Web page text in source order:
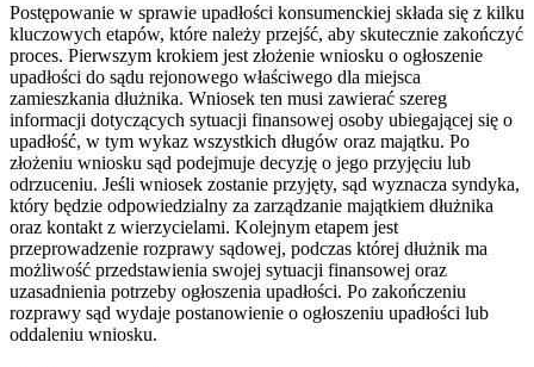
Postępowanie w sprawie upadłości konsumenckiej składa się z kilku
kluczowych etapów, które należy przejść, aby skutecznie zakończyć
proces. Pierwszym krokiem jest złożenie wniosku o ogłoszenie
upadłości do sądu rejonowego właściwego dla miejsca
zamieszkania dłużnika. Wniosek ten musi zawierać szereg
informacji dotyczących sytuacji finansowej osoby ubiegającej się o
upadłość, w tym wykaz wszystkich długów oraz majątku. Po
złożeniu wniosku sąd podejmuje decyzję o jego przyjęciu lub
odrzuceniu. Jeśli wniosek zostanie przyjęty, sąd wyznacza syndyka,
który będzie odpowiedzialny za zarządzanie majątkiem dłużnika
oraz kontakt z wierzycielami. Kolejnym etapem jest
przeprowadzenie rozprawy sądowej, podczas której dłużnik ma
możliwość przedstawienia swojej sytuacji finansowej oraz
uzasadnienia potrzeby ogłoszenia upadłości. Po zakończeniu
rozprawy sąd wydaje postanowienie o ogłoszeniu upadłości lub
oddaleniu wniosku.